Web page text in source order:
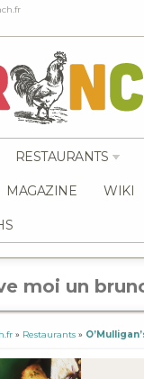
RESTAURANTS
MAGAZINE WIKI
» Restaurants »